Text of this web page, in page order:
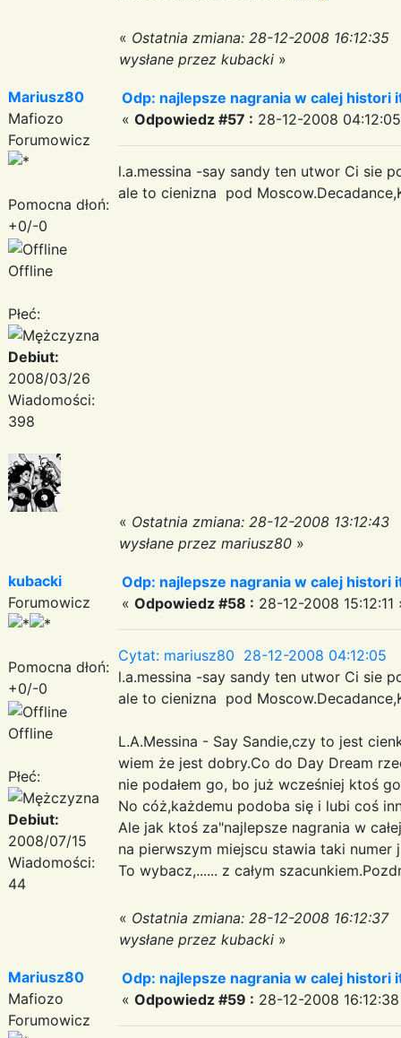
« Ostatnia zmiana: 28-12-2008 16:12:35
wysłane przez kubacki »
Mariusz80
Mafiozo
Forumowicz
Pomocna dłoń:
+0/-0
Offline
Płeć:
Debiut:
2008/03/26
Wiadomości:
398
Odp: najlepsze nagrania w calej histori
« Odpowiedz #57 : 28-12-2008
l.a.messina -say sandy ten utwor Ci sie
ale to cienizna pod
« Ostatnia zmiana: 28-12-2008 13:12:43
wysłane przez mariusz80 »
kubacki
Forumowicz
Pomocna dłoń:
+0/-0
Offline
Płeć:
Debiut:
2008/07/15
Wiadomości:
44
Odp: najlepsze nagrania w calej histori
« Odpowiedz #58 : 28-12-2008 15:12:11
Cytat: mariusz80 28-12-2008 04:12:05
l.a.messina -say sandy ten utwor Ci sie
ale to cienizna pod
L.A.Messina - Say Sandie,czy to jest
wiem że jest dobry.Co do Day Dream
nie podałem go, bo już wcześniej ktoś
No cóż,każdemu podoba się i lubi coś
Ale jak ktoś za"najlepsze nagrania w
na pierwszym miejscu stawia taki numer
To wybacz,...... z całym
« Ostatnia zmiana: 28-12-2008 16:12:37
wysłane przez kubacki »
Mariusz80
Mafiozo
Forumowicz
Odp: najlepsze nagrania w calej histori
« Odpowiedz #59 : 28-12-2008